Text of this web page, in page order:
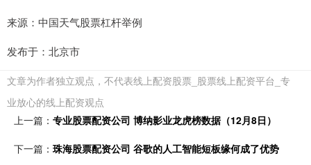
来源：中国天气股票杠杆举例
发布于：北京市
文章为作者独立观点，不代表线上配资股票_股票线上配资平台_专
业放心的线上配资观点
上一篇： 专业股票配资公司 博纳影业龙虎榜数据（12月8日）
下一篇： 珠海股票配资公司 谷歌的人工智能短板缘何成了优势